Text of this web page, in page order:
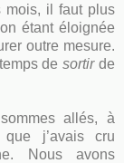
mois, il faut plus
étant éloignée
outre mesure.
desortirde
allés, à
que j’avais cru
Nous avons